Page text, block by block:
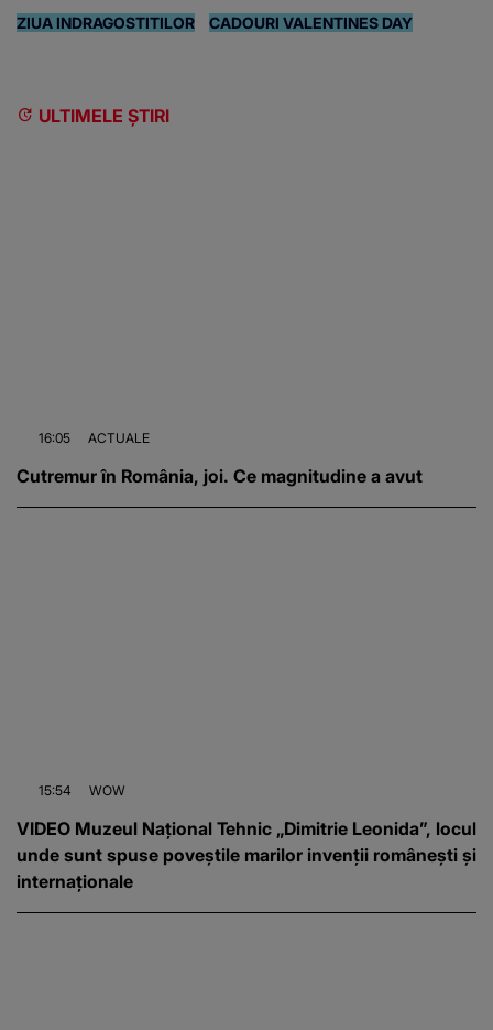
ZIUA INDRAGOSTITILOR
CADOURI VALENTINES DAY
ULTIMELE ȘTIRI
16:05 ACTUALE
Cutremur în România, joi. Ce magnitudine a avut
15:54 WOW
VIDEO Muzeul Național Tehnic „Dimitrie Leonida”, locul
unde sunt spuse poveștile marilor invenții românești și
internaționale